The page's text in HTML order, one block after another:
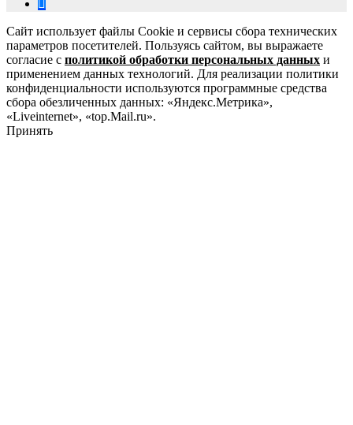
Сайт использует файлы Cookie и сервисы сбора технических
параметров посетителей. Пользуясь сайтом, вы выражаете
согласие с политикой обработки персональных данных и
применением данных технологий. Для реализации политики
конфиденциальности используются программные средства
сбора обезличенных данных: «Яндекс.Метрика»,
«Liveinternet», «top.Mail.ru».
Принять